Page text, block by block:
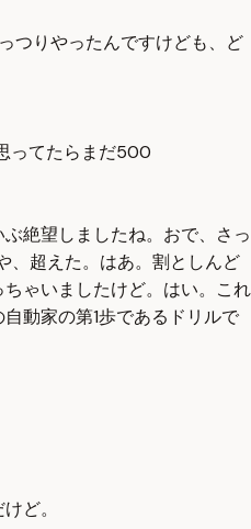
つりやったんですけども、ど
ってたらまだ500
絶望しましたね。おで、さっ
、超えた。はあ。割としんど
ゃいましたけど。はい。これ
動家の第1歩であるドリルで
ど。